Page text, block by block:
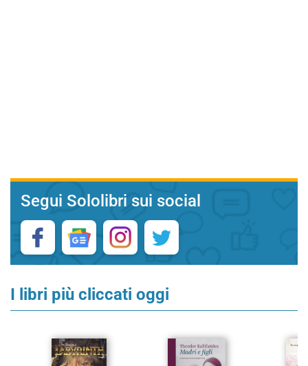
Segui Sololibri sui social
I libri più cliccati oggi